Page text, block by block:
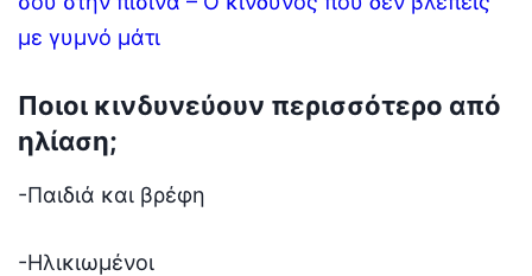
με γυμνό μάτι
Ποιοι κινδυνεύουν περισσότερο από
ηλίαση;
-Παιδιά και βρέφη
-Ηλικιωμένοι